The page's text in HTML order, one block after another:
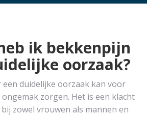
ik bekkenpijn
oorzaak?
duidelijke oorzaak kan voor
zorgen. Het is een klacht
zowel vrouwen als mannen en